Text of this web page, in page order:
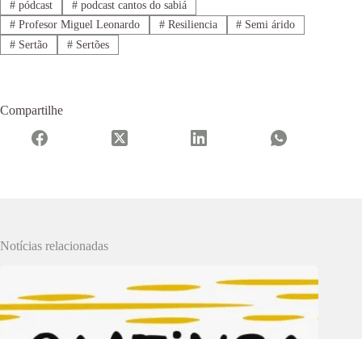
#pódcast #podcast cantos do sabiá
#Profesor Miguel Leonardo #Resiliencia # Semi árido
#Sertão #Sertões
Compartilhe
Notícias relacionadas